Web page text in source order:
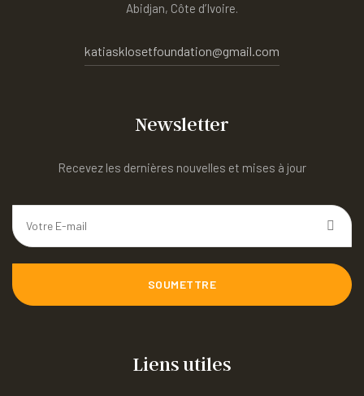
Abidjan, Côte d’Ivoire.
katiasklosetfoundation@gmail.com
Newsletter
Recevez les dernières nouvelles et mises à jour
SOUMETTRE
Liens utiles